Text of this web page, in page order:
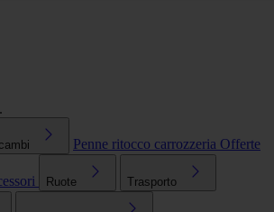
Penne ritocco carrozzeria Offerte
Ruote Trasporto